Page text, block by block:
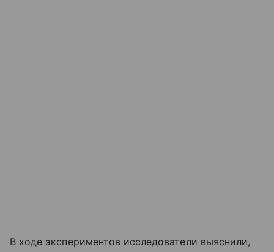
В ходе экспериментов исследователи выяснили,